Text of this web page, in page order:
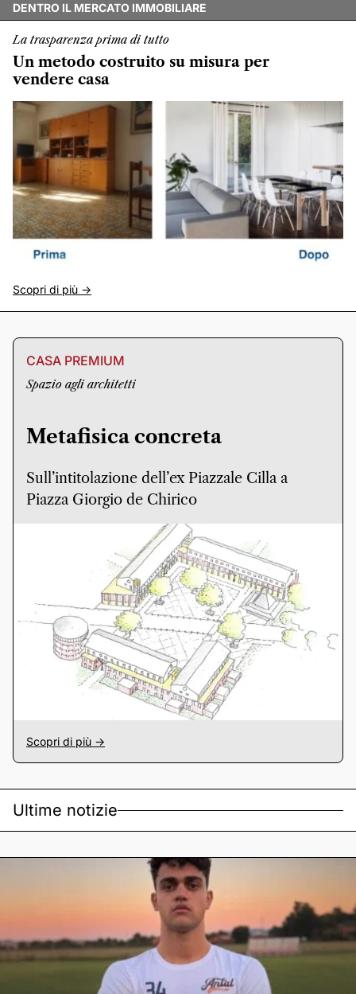
DENTRO IL MERCATO IMMOBILIARE
La trasparenza prima di tutto
Un metodo costruito su misura per
vendere casa
Scopri di più ->
CASA PREMIUM
Spazio agli architetti
Metafisica concreta
Sull’intitolazione dell’ex Piazzale Cilla a
Piazza Giorgio de Chirico
Scopri di più ->
Ultime notizie